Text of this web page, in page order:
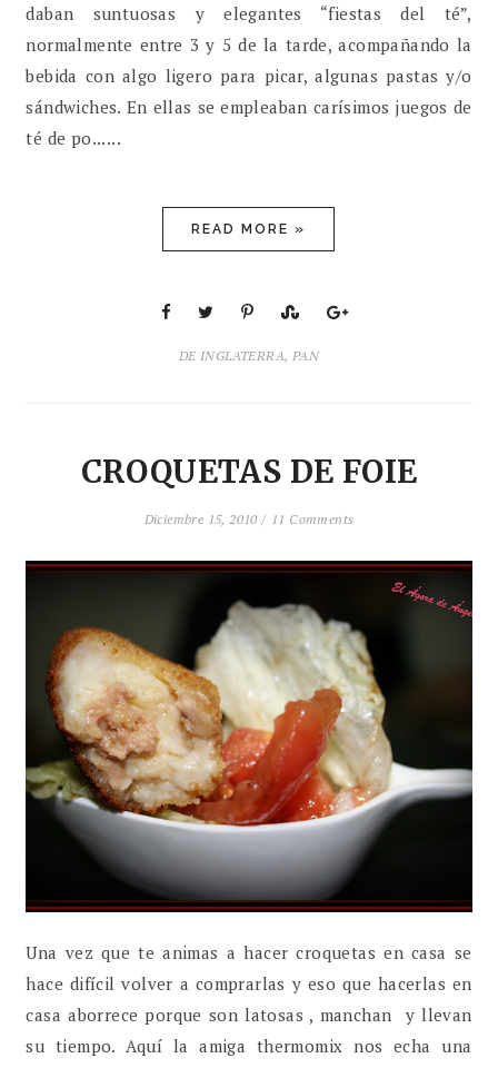
daban suntuosas y elegantes “fiestas del té”,
normalmente entre 3 y 5 de la tarde, acompañando la
bebida con algo ligero para picar, algunas pastas y/o
sándwiches. En ellas se empleaban carísimos juegos de
té de po......
READ MORE »
DE INGLATERRA, PAN
CROQUETAS DE FOIE
Diciembre 15, 2010 / 11 Comments
Una vez que te animas a hacer croquetas en casa se
hace difícil volver a comprarlas y eso que hacerlas en
casa aborrece porque son latosas , manchan y llevan
su tiempo. Aquí la amiga thermomix nos echa una